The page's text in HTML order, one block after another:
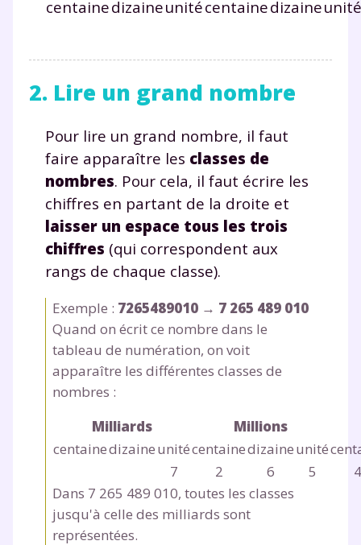
centainedizaineunitécentainedizaineunité
2. Lire un grand nombre
Pour lire un grand nombre, il faut
faire apparaître les classes de
nombres. Pour cela, il faut écrire les
chiffres en partant de la droite et
laisser un espace tous les trois
chiffres (qui correspondent aux
rangs de chaque classe).
Exemple : 7265489010 → 7 265 489 010
Quand on écrit ce nombre dans le
tableau de numération, on voit
apparaître les différentes classes de
nombres :
Milliards
Millions
centainedizaineunitécentainedizaineunité
7
2 6 5
4
Dans 7 265 489 010, toutes les classes
jusqu'à celle des milliards sont
représentées.